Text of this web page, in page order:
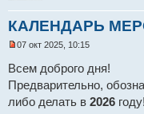
КАЛЕНДАРЬ
п
р
о
ч
07 окт 2025, 10:15
Всем доброго дня!
Предварительно,
либо делать в 2026 году!